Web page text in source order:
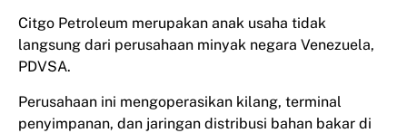
Citgo Petroleum merupakan anak usaha tidak
langsung dari perusahaan minyak negara Venezuela,
PDVSA.
Perusahaan ini mengoperasikan kilang, terminal
penyimpanan, dan jaringan distribusi bahan bakar di